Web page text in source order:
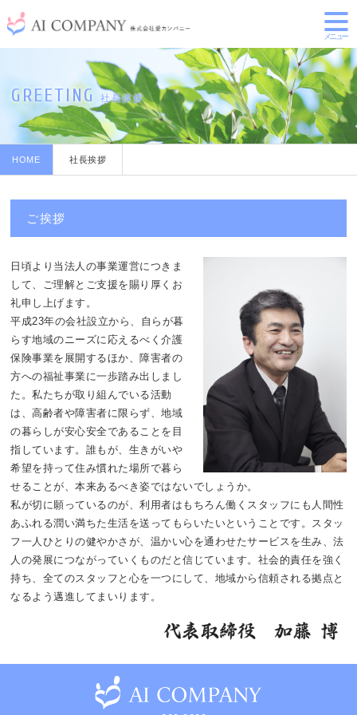
メニュー
GREETING 社長挨拶
HOME 社長挨拶
ご挨拶
日頃より当法人の事業運営につきま
して、ご理解とご支援を賜り厚くお
礼申し上げます。
平成23年の会社設立から、自らが暮
らす地域のニーズに応えるべく介護
保険事業を展開するほか、障害者の
方への福祉事業に一歩踏み出しまし
た。私たちが取り組んでいる活動
は、高齢者や障害者に限らず、地域
の暮らしが安心安全であることを目
指しています。誰もが、生きがいや
希望を持って住み慣れた場所で暮ら
せることが、本来あるべき姿ではないでしょうか。
私が切に願っているのが、利用者はもちろん働くスタッフにも人間性
あふれる潤い満ちた生活を送ってもらいたいということです。スタッ
フ一人ひとりの健やかさが、温かい心を通わせたサービスを生み、法
人の発展につながっていくものだと信じています。社会的責任を強く
持ち、全てのスタッフと心を一つにして、地域から信頼される拠点と
なるよう邁進してまいります。